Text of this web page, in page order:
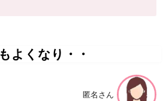
よくなり・・
匿名さん